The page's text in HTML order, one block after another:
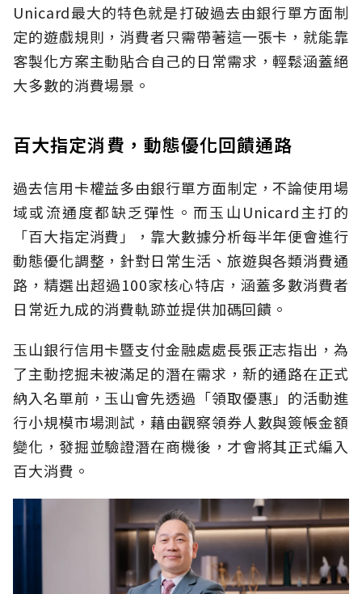
Unicard最大的特色就是打破過去由銀行單方面制
定的遊戲規則，消費者只需帶著這一張卡，就能靠
客製化方案主動貼合自己的日常需求，輕鬆涵蓋絕
大多數的消費場景。
百大指定消費，動態優化回饋通路
過去信用卡權益多由銀行單方面制定，不論使用場
域或流通度都缺乏彈性。而玉山Unicard主打的
「百大指定消費」，靠大數據分析每半年便會進行
動態優化調整，針對日常生活、旅遊與各類消費通
路，精選出超過100家核心特店，涵蓋多數消費者
日常近九成的消費軌跡並提供加碼回饋。
玉山銀行信用卡暨支付金融處處長張正志指出，為
了主動挖掘未被滿足的潛在需求，新的通路在正式
納入名單前，玉山會先透過「領取優惠」的活動進
行小規模市場測試，藉由觀察領券人數與簽帳金額
變化，發掘並驗證潛在商機後，才會將其正式編入
百大消費。